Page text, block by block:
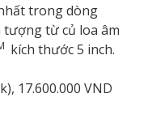
trong dòng
tượng từ củ loa âm
kích thước 5 inch.
17.600.000 VND